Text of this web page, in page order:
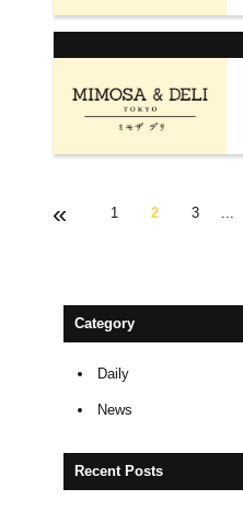
« 1 2 3 ...
Category
Daily
News
Recent Posts